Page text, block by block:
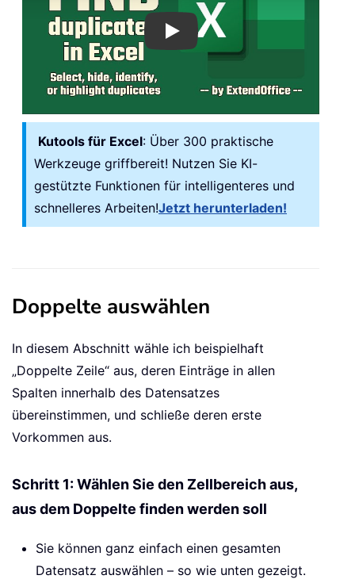
Play
Kutools für Excel: Über 300 praktische
Werkzeuge griffbereit! Nutzen Sie KI-
gestützte Funktionen für intelligenteres und
schnelleres Arbeiten!Jetzt herunterladen!
Doppelte auswählen
In diesem Abschnitt wähle ich beispielhaft
„Doppelte Zeile“ aus, deren Einträge in allen
Spalten innerhalb des Datensatzes
übereinstimmen, und schließe deren erste
Vorkommen aus.
Schritt 1: Wählen Sie den Zellbereich aus,
aus dem Doppelte finden werden soll
Sie können ganz einfach einen gesamten
Datensatz auswählen – so wie unten gezeigt.